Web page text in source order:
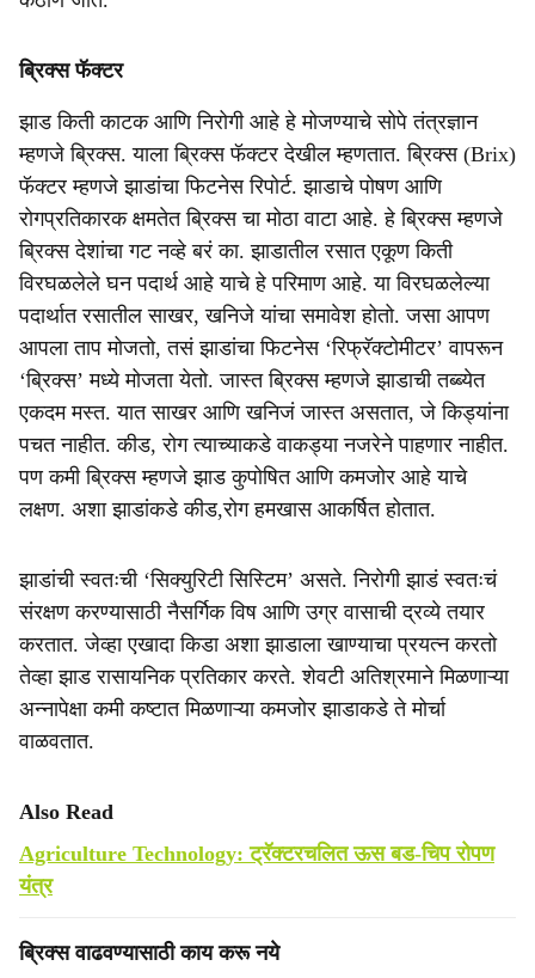
ब्रिक्स फॅक्टर
झाड किती काटक आणि निरोगी आहे हे मोजण्याचे सोपे तंत्रज्ञान
म्हणजे ब्रिक्स. याला ब्रिक्स फॅक्टर देखील म्हणतात. ब्रिक्स (Brix)
फॅक्टर म्हणजे झाडांचा फिटनेस रिपोर्ट. झाडाचे पोषण आणि
रोगप्रतिकारक क्षमतेत ब्रिक्स चा मोठा वाटा आहे. हे ब्रिक्स म्हणजे
ब्रिक्स देशांचा गट नव्हे बरं का. झाडातील रसात एकूण किती
विरघळलेले घन पदार्थ आहे याचे हे परिमाण आहे. या विरघळलेल्या
पदार्थात रसातील साखर, खनिजे यांचा समावेश होतो. जसा आपण
आपला ताप मोजतो, तसं झाडांचा फिटनेस ‘रिफ्रॅक्टोमीटर’ वापरून
‘ब्रिक्स’ मध्ये मोजता येतो. जास्त ब्रिक्स म्हणजे झाडाची तब्ब्येत
एकदम मस्त. यात साखर आणि खनिजं जास्त असतात, जे किड्यांना
पचत नाहीत. कीड, रोग त्याच्याकडे वाकड्या नजरेने पाहणार नाहीत.
पण कमी ब्रिक्स म्हणजे झाड कुपोषित आणि कमजोर आहे याचे
लक्षण. अशा झाडांकडे कीड,रोग हमखास आकर्षित होतात.
झाडांची स्वतःची ‘सिक्युरिटी सिस्टिम’ असते. निरोगी झाडं स्वतःचं
संरक्षण करण्यासाठी नैसर्गिक विष आणि उग्र वासाची द्रव्ये तयार
करतात. जेव्हा एखादा किडा अशा झाडाला खाण्याचा प्रयत्न करतो
तेव्हा झाड रासायनिक प्रतिकार करते. शेवटी अतिश्रमाने मिळणाऱ्या
अन्नापेक्षा कमी कष्टात मिळणाऱ्या कमजोर झाडाकडे ते मोर्चा
वाळवतात.
Also Read
Agriculture Technology: ट्रॅक्टरचलित ऊस बड-चिप रोपण
यंत्र
ब्रिक्स वाढवण्यासाठी काय करू नये